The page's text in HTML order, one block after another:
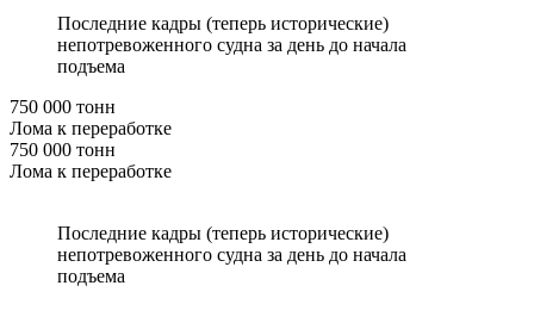
Последние кадры (теперь исторические)
непотревоженного судна за день до начала
подъема
750 000 тонн
Лома к переработке
750 000 тонн
Лома к переработке
Последние кадры (теперь исторические)
непотревоженного судна за день до начала
подъема